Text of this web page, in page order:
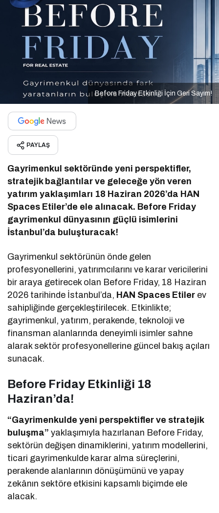
Before Friday Etkinliği İçin Geri Sayım!
PAYLAŞ
Gayrimenkul sektöründe yeni perspektifler,
stratejik bağlantılar ve geleceğe yön veren
yatırım yaklaşımları 18 Haziran 2026’da HAN
Spaces Etiler’de ele alınacak. Before Friday
gayrimenkul dünyasının güçlü isimlerini
İstanbul’da buluşturacak!
Gayrimenkul sektörünün önde gelen
profesyonellerini, yatırımcılarını ve karar vericilerini
bir araya getirecek olan Before Friday, 18 Haziran
2026 tarihinde İstanbul’da, HAN Spaces Etiler ev
sahipliğinde gerçekleştirilecek. Etkinlikte;
gayrimenkul, yatırım, perakende, teknoloji ve
finansman alanlarında deneyimli isimler sahne
alarak sektör profesyonellerine güncel bakış açıları
sunacak.
Before Friday Etkinliği 18
Haziran’da!
“Gayrimenkulde yeni perspektifler ve stratejik
buluşma” yaklaşımıyla hazırlanan Before Friday,
sektörün değişen dinamiklerini, yatırım modellerini,
ticari gayrimenkulde karar alma süreçlerini,
perakende alanlarının dönüşümünü ve yapay
zekânın sektöre etkisini kapsamlı biçimde ele
alacak.